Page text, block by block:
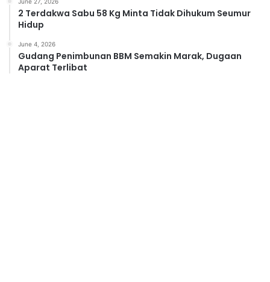
2 Terdakwa Sabu 58 Kg Minta Tidak Dihukum Seumur
Hidup
June 4, 2026
Gudang Penimbunan BBM Semakin Marak, Dugaan
Aparat Terlibat